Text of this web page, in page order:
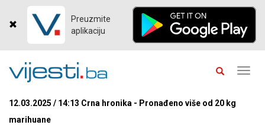
Preuzmite
aplikaciju
12.03.2025 / 14:13 Crna hronika - Pronađeno više od 20 kg
marihuane